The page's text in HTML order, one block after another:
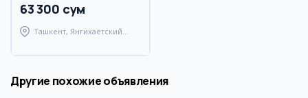
63 300 сум
Ташкент, Янгихаётский
Другие похожие объявления